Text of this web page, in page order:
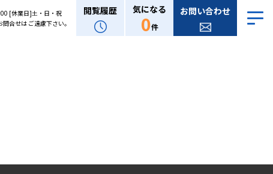
[休業日]土・日・祝
合せは ご遠慮下さい。
閲覧履歴 気になる
0件
お問い合わせ